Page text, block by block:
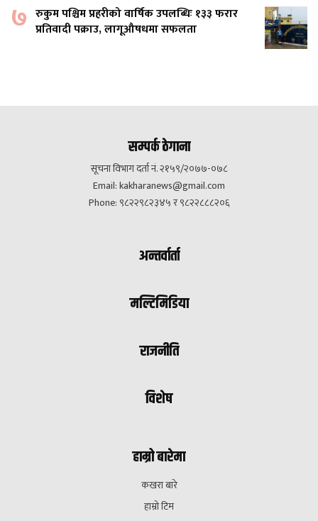
७ रुकुम पश्चिम प्रहरीको वार्षिक उपलब्धिः १३३ फरार
प्रतिवादी पक्राउ, लागूऔषधमा सफलता
सम्पर्क ठेगाना
सूचना विभाग दर्ता नं. २१५९/२०७७-०७८
Email:kakharanews@gmail.com
Phone: ९८२२९८२३४५ र ९८२२८८८२०६
अन्तर्वार्ता
मल्टिमिडिया
राजनीति
विशेष
हाम्रो बारेमा
कखरा बारे
हाम्रो टिम